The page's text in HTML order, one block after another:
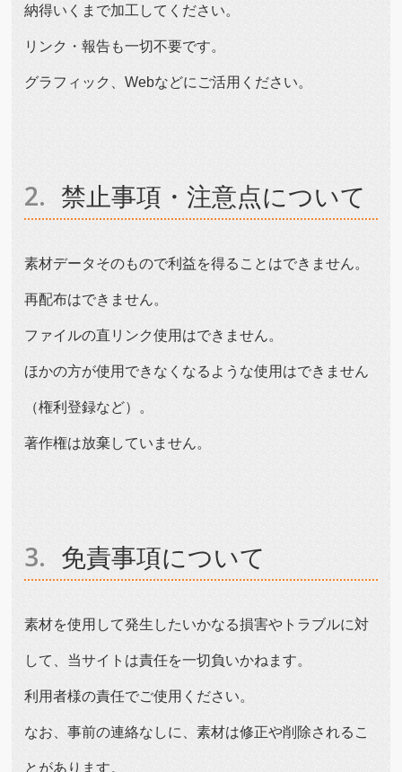
納得いくまで加工してください。
リンク・報告も一切不要です。
グラフィック、Webなどにご活用ください。
禁止事項・注意点について
素材データそのもので利益を得ることはできません。
再配布はできません。
ファイルの直リンク使用はできません。
ほかの方が使用できなくなるような使用はできません
（権利登録など）。
著作権は放棄していません。
免責事項について
素材を使用して発生したいかなる損害やトラブルに対
して、当サイトは責任を一切負いかねます。
利用者様の責任でご使用ください。
なお、事前の連絡なしに、素材は修正や削除されるこ
とがあります。